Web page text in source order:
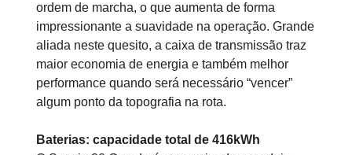
ordem de marcha, o que aumenta de forma
impressionante a suavidade na operação. Grande
aliada neste quesito, a caixa de transmissão traz
maior economia de energia e também melhor
performance quando será necessário “vencer”
algum ponto da topografia na rota.
Baterias: capacidade total de 416kWh